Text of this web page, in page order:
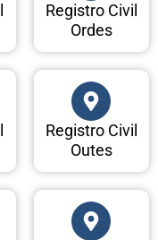
Registro Civil
Ordes
Registro Civil
Outes